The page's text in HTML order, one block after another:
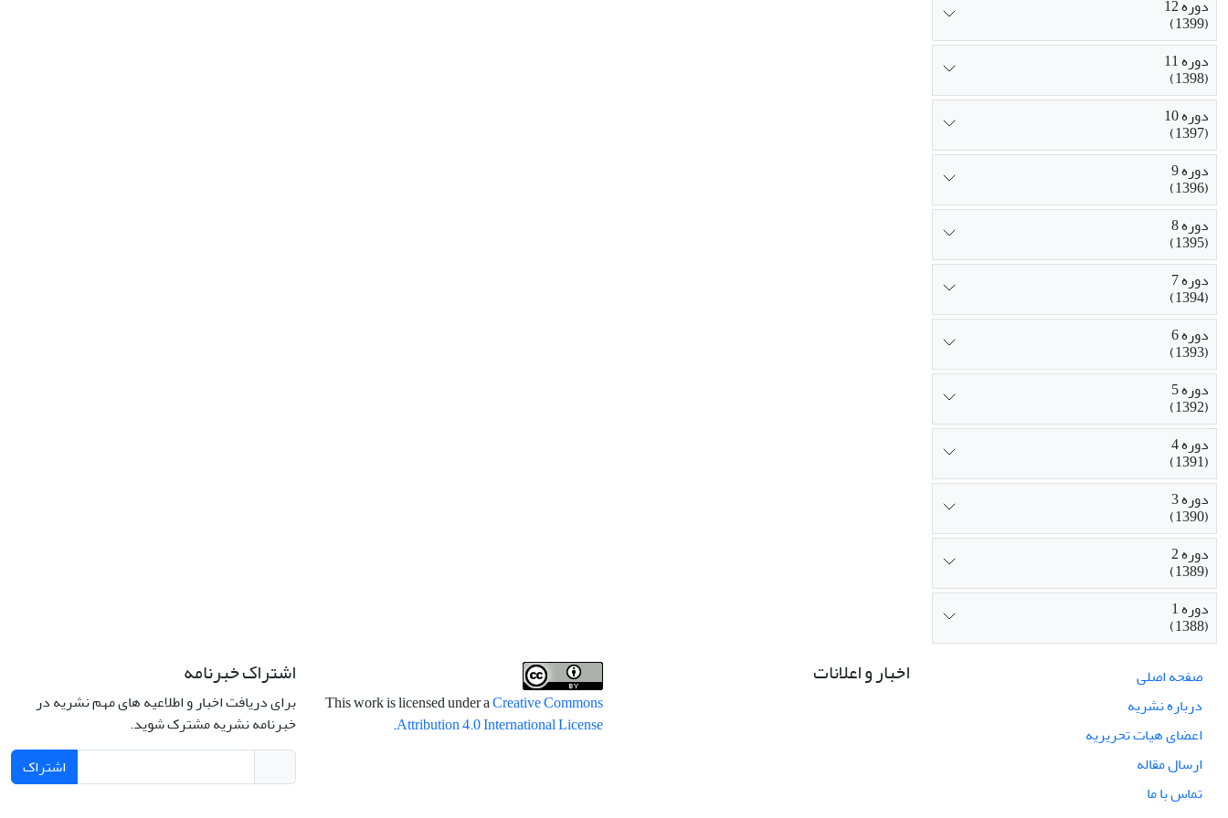
دوره 12
(1399)
دوره 11
(1398)
دوره 10
(1397)
دوره 9
(1396)
دوره 8
(1395)
دوره 7
(1394)
دوره 6
(1393)
دوره 5
(1392)
دوره 4
(1391)
دوره 3
(1390)
دوره 2
(1389)
دوره 1
(1388)
صفحه اصلی
درباره نشریه
اعضای هیات تحریریه
ارسال مقاله
تماس با ما
اخبار و اعلانات
This work is licensed under aCreative Commons
Attribution 4.0 International License
.
اشتراک خبرنامه
برای دریافت اخبار و اطلاعیه های مهم نشریه در
خبرنامه نشریه مشترک شوید.
اشتراک